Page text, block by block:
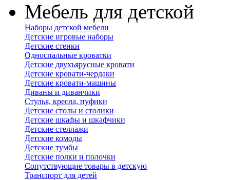
Мебель для детской
Наборы детской мебели
Детские игровые наборы
Детские стенки
Односпальные кроватки
Детские двухъярусные кровати
Детские кровати-чердаки
Детские кровати-машины
Диваны и диванчики
Стулья, кресла, пуфики
Детские столы и столики
Детские шкафы и шкафчики
Детские стеллажи
Детские комоды
Детские тумбы
Детские полки и полочки
Сопутствующие товары в детскую
Транспорт для детей